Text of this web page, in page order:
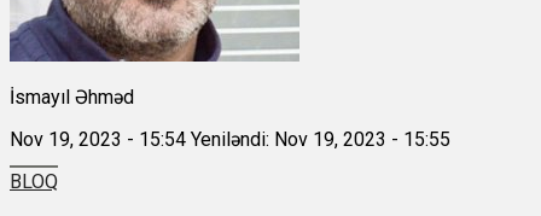
İsmayıl Əhməd
Nov 19, 2023 - 15:54 Yeniləndi: Nov 19, 2023 - 15:55
BLOQ